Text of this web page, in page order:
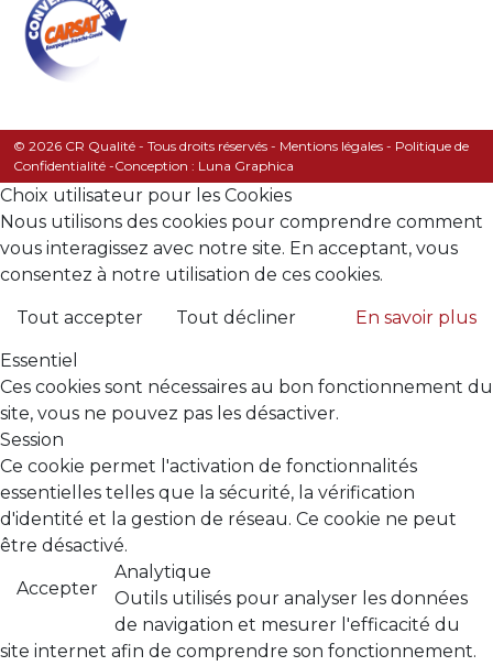
© 2026 CR Qualité - Tous droits réservés - Mentions légales - Politique de
Confidentialité -Conception : Luna Graphica
Choix utilisateur pour les Cookies
Nous utilisons des cookies pour comprendre comment
vous interagissez avec notre site. En acceptant, vous
consentez à notre utilisation de ces cookies.
Tout accepter Tout décliner En savoir plus
Essentiel
Ces cookies sont nécessaires au bon fonctionnement du
site, vous ne pouvez pas les désactiver.
Session
Ce cookie permet l'activation de fonctionnalités
essentielles telles que la sécurité, la vérification
d'identité et la gestion de réseau. Ce cookie ne peut
être désactivé.
Accepter
Analytique
Outils utilisés pour analyser les données
de navigation et mesurer l'efficacité du
site internet afin de comprendre son fonctionnement.